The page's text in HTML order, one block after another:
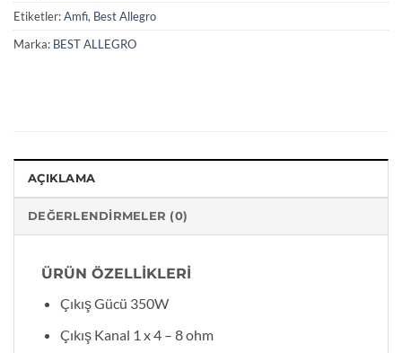
Etiketler:Amfi, Best Allegro
Marka: BEST ALLEGRO
AÇIKLAMA
DEĞERLENDIRMELER (0)
ÜRÜN ÖZELLİKLERİ
Çıkış Gücü 350W
Çıkış Kanal 1 x 4 – 8 ohm